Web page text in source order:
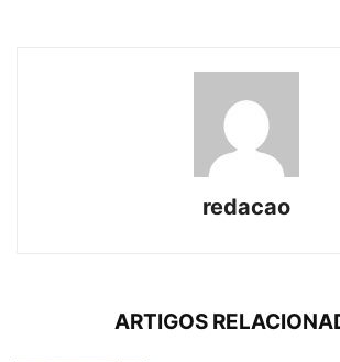
redacao
ARTIGOS